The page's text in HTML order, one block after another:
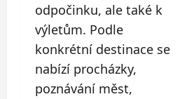
odpočinku, ale také k
výletům. Podle
konkrétní destinace se
nabízí procházky,
poznávání měst,